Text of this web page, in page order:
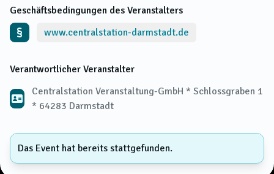
Geschäftsbedingungen des Veranstalters
www.centralstation-darmstadt.de
Verantwortlicher Veranstalter
Centralstation Veranstaltung-GmbH * Schlossgraben 1
* 64283 Darmstadt
Das Event hat bereits stattgefunden.